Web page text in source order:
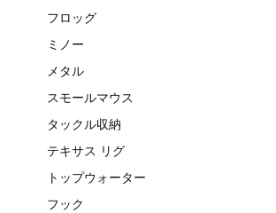
フロッグ
ミノー
メタル
スモールマウス
タックル収納
テキサス リグ
トップウォーター
フック